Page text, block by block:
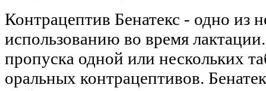
Контрацептив Бенатекс - одно из
использованию во время
пропуска одной или нескольких
оральных контрацептивов.